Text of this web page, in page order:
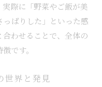
際に「野菜やご飯が美
ぱりした」といった感
わせることで、全体の
です。
世界と発見